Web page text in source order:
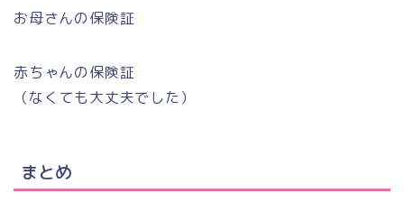
お母さんの保険証
赤ちゃんの保険証
（なくても大丈夫でした）
まとめ